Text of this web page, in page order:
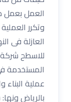
العمل بعمل
وتكرر
العازلة فى
للاسطح
المستخدمة
عملية
بالرياض